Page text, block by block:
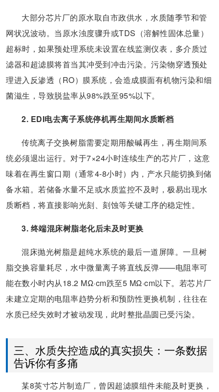
大部分芯片厂的原水取自市政供水，水质随季节和管
网状况波动。当原水浊度骤升或TDS（溶解性固体总量）
超标时，如果预处理系统未设置在线监测仪表，多介质过
滤器和超滤膜将首当其冲受到冲击污染。污染物穿透预处
理进入反渗透（RO）膜系统，会造成膜面有机物污染和细
菌滋生，导致脱盐率从98%跌至95%以下。
2. EDI电去离子系统停机再生期间水质断档
传统离子交换树脂需要定期用酸碱再生，再生期间系
统必须退出运行。对于7×24小时连续生产的芯片厂，这意
味着在再生窗口期（通常4-8小时）内，产水只能切换到储
备水箱。若储备水量不足或水质监控不及时，极易出现水
质断档，将直接影响光刻、刻蚀等关键工序的稳定性。
3. 终端混床树脂老化后未及时更换
混床抛光树脂是超纯水系统的最后一道屏障。一旦树
脂交换容量耗尽，水中微量离子将直线反弹——电阻率可
能在数小时内从18.2 MΩ·cm跌至5 MΩ·cm以下。若芯片厂
未建立定期的电阻率趋势分析和预防性更换机制，往往在
水质已经失效时才被动发现，此时整批晶圆已受污染。
三、水质失控造成的真实损失：一条数据
告诉你有多痛
某8英寸芯片制造厂，曾因超滤膜组件未能及时更换，